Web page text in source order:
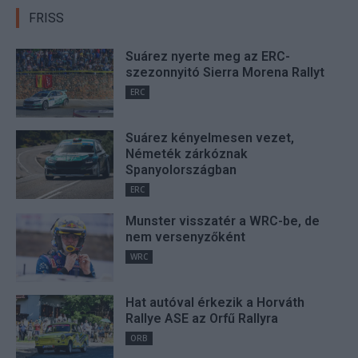
FRISS
Suárez nyerte meg az ERC-
szezonnyitó Sierra Morena Rallyt
ERC
Suárez kényelmesen vezet,
Németék zárkóznak
Spanyolországban
ERC
Munster visszatér a WRC-be, de
nem versenyzőként
WRC
Hat autóval érkezik a Horváth
Rallye ASE az Orfű Rallyra
ORB